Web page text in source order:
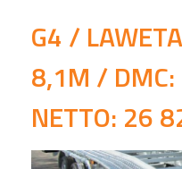
G4 /
8,1M /
NETTO: 26